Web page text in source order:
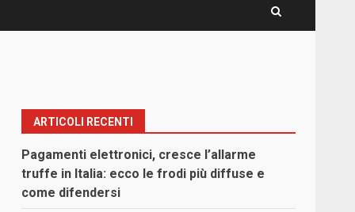
ARTICOLI RECENTI
Pagamenti elettronici, cresce l’allarme
truffe in Italia: ecco le frodi più diffuse e
come difendersi